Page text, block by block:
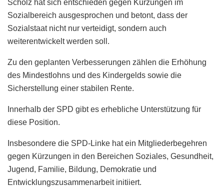
Scholz hat sich entschieden gegen Kürzungen im
Sozialbereich ausgesprochen und betont, dass der
Sozialstaat nicht nur verteidigt, sondern auch
weiterentwickelt werden soll.
Zu den geplanten Verbesserungen zählen die Erhöhung
des Mindestlohns und des Kindergelds sowie die
Sicherstellung einer stabilen Rente.
Innerhalb der SPD gibt es erhebliche Unterstützung für
diese Position.
Insbesondere die SPD-Linke hat ein Mitgliederbegehren
gegen Kürzungen in den Bereichen Soziales, Gesundheit,
Jugend, Familie, Bildung, Demokratie und
Entwicklungszusammenarbeit initiiert.